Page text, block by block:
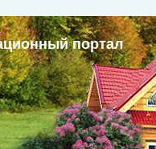
портал